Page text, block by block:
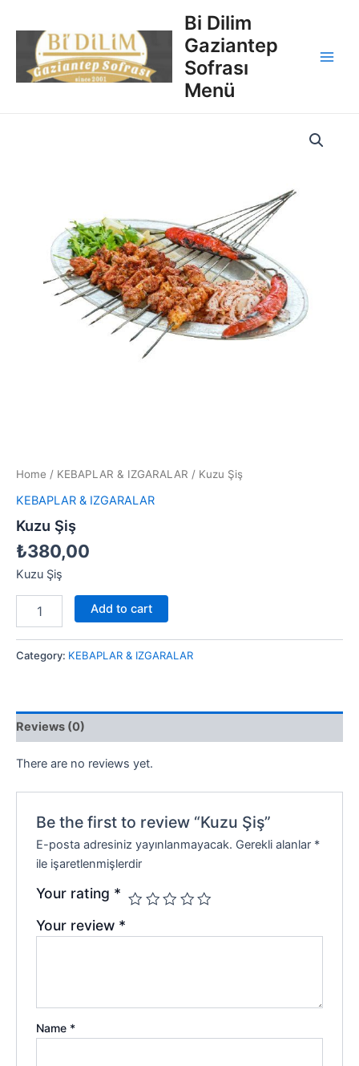
atla
Bi Dilim
Gaziantep
Sofrası
Menü
Home / KEBAPLAR & IZGARALAR / Kuzu Şiş
KEBAPLAR & IZGARALAR
Kuzu Şiş
₺380,00
Kuzu Şiş
Add to cart
Category: KEBAPLAR & IZGARALAR
Reviews (0)
There are no reviews yet.
Be the first to review “Kuzu Şiş”
E-posta adresiniz yayınlanmayacak. Gerekli alanlar *
ile işaretlenmişlerdir
Your rating *
Your review *
Name *